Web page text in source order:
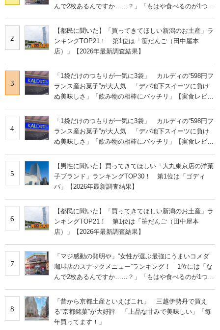
んで2枚あるんですか……？」「もはや食べるのが1つの
2
【都民に聞いた】「買ってきてほしい新潟のお土産」ラ
ンキングTOP21！ 第1位は「笹だんご（田中屋本
店）」【2026年最新調査結果】
3
「1袋だけのつもりが一気に3袋」 カルディの“598円フ
ランス産お菓子”が大人気 「デパ地下スイーツに負け
ぬ美味しさ」「飲み物の相棒にバッチリ」【実食レビュ
4
「1袋だけのつもりが一気に3袋」 カルディの“598円フ
ランス産お菓子”が大人気 「デパ地下スイーツに負け
ぬ美味しさ」「飲み物の相棒にバッチリ」【実食レビュ
5
【男性に聞いた】買ってきてほしい「大丸東京店の洋菓
子ブランド」ランキングTOP30！ 第1位は「ゴディ
バ」【2026年最新調査結果】
6
【都民に聞いた】「買ってきてほしい新潟のお土産」ラ
ンキングTOP21！ 第1位は「笹だんご（田中屋本
店）」【2026年最新調査結果】
7
「マジ感動の発明や」“女性が選ぶ最強にうまいコメダ
珈琲店のスナックメニュー”ランキング！ 1位には「な
んで2枚あるんですか……？」「もはや食べるのが1つの
8
「昔から京都土産といえばこれ」 三越伊勢丹で買え
る“京都銘菓”が大好評 「上品な甘みで美味しい」「毎
年買ってます！」